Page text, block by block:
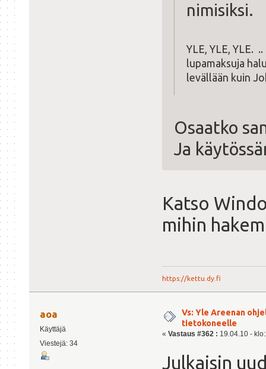
nimisiksi.
YLE, YLE, YLE.
lupamaksuja
levällään kuin
Osaatko
Ja
Katso
mihin
https://kettu.dy.fi
aoa
Käyttäjä
Viestejä: 34
Vs: Yle Areenan
tietokoneelle
« Vastaus #362 : 19.04.10 -
Julkaisin